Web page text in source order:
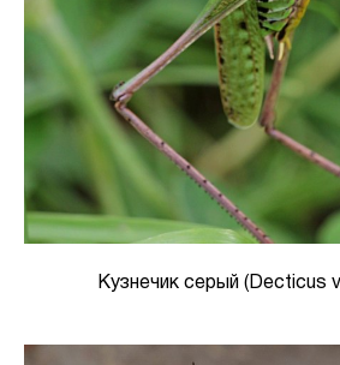
Кузнечик серый (Decticus